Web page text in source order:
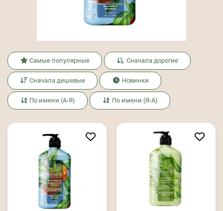
Самые популярные Сначала дорогие
Сначала дешевые Новинки
По имени (А-Я) По имени (Я-А)